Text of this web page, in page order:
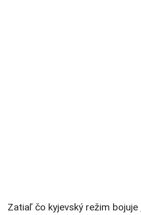
Zatiaľ čo kyjevský režim bojuje